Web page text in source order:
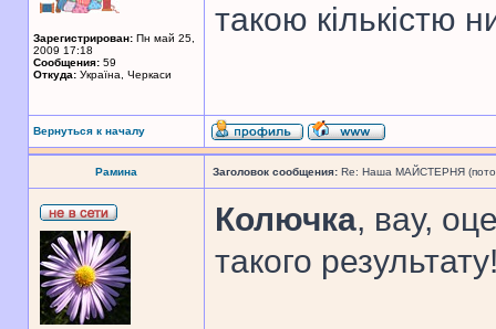
Зарегистрирован: Пн май 25,
2009 17:18
Сообщения: 59
Откуда: Україна, Черкаси
такою кількістю
Вернуться к началу
Рамина Заголовок сообщения: Re: Наша МАЙСТЕРНЯ
Колючка, вау,
такого